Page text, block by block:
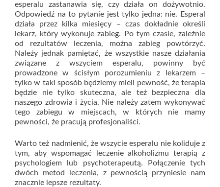
esperalu zastanawia się, czy działa on dożywotnio.
Odpowiedź na to pytanie jest tylko jedna: nie. Esperal
działa przez kilka miesięcy – czas dokładnie określi
lekarz, który wykonuje zabieg. Po tym czasie, zależnie
od rezultatów leczenia, można zabieg powtórzyć.
Należy jednak pamiętać, że wszystkie nasze działania
związane z wszyciem esperalu, powinny być
prowadzone w ścisłym porozumieniu z lekarzem –
tylko w taki sposób będziemy mieli pewność, że terapia
będzie nie tylko skuteczna, ale też bezpieczna dla
naszego zdrowia i życia. Nie należy zatem wykonywać
tego zabiegu w miejscach, w których nie mamy
pewności, że pracują profesjonaliści.
Warto też nadmienić, że wszycie esperalu nie koliduje z
tym, aby wspomagać leczenie alkoholizmu terapią z
psychologiem lub psychoterapeutą. Połączenie tych
dwóch metod leczenia, z pewnością przyniesie nam
znacznie lepsze rezultaty.